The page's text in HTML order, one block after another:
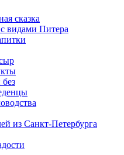
сказка
видами Питера
из Санкт-Петербурга